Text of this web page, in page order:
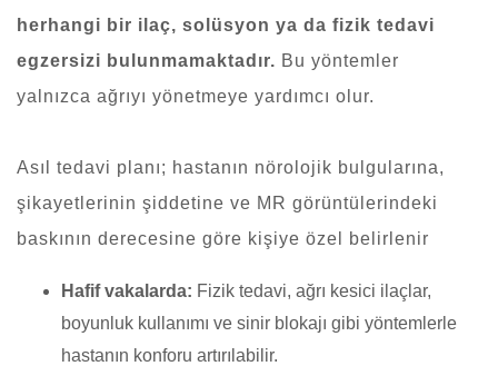
herhangi bir ilaç, solüsyon ya da fizik tedavi
egzersizi bulunmamaktadır. Bu yöntemler
yalnızca ağrıyı yönetmeye yardımcı olur.
Asıl tedavi planı; hastanın nörolojik bulgularına,
şikayetlerinin şiddetine ve MR görüntülerindeki
baskının derecesine göre kişiye özel belirlenir
Hafif vakalarda: Fizik tedavi, ağrı kesici ilaçlar,
boyunluk kullanımı ve sinir blokajı gibi yöntemlerle
hastanın konforu artırılabilir.